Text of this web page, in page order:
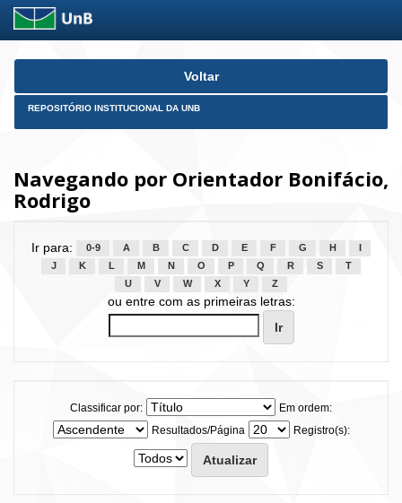
Skip
Voltar
REPOSITÓRIO INSTITUCIONAL DA UNB
Navegando por Orientador Bonifácio,
Rodrigo
Ir para: 0-9 A B C D E F G H
J
K L M N O P Q R S
T
U
V W X Y Z
ou entre com as primeiras letras:
Classificar por:
Em ordem:
Resultados/Página
Registro(s):